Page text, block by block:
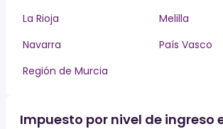
La Rioja
Melilla
Navarra
País Vasco
Región de Murcia
Impuesto por nivel de ingreso